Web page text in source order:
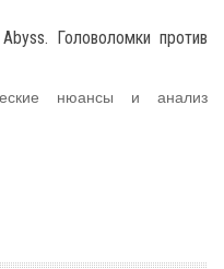
Головоломки против
нюансы и анализ